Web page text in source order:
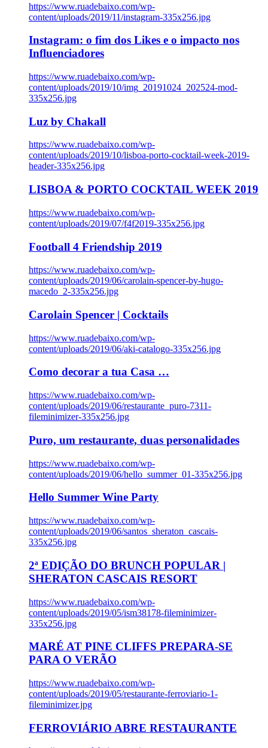
https://www.ruadebaixo.com/wp-
content/uploads/2019/11/instagram-335x256.jpg
Instagram: o fim dos Likes e o impacto nos
Influenciadores
https://www.ruadebaixo.com/wp-
content/uploads/2019/10/img_20191024_202524-mod-
335x256.jpg
Luz by Chakall
https://www.ruadebaixo.com/wp-
content/uploads/2019/10/lisboa-porto-cocktail-week-2019-
header-335x256.jpg
LISBOA & PORTO COCKTAIL WEEK 2019
https://www.ruadebaixo.com/wp-
content/uploads/2019/07/f4f2019-335x256.jpg
Football 4 Friendship 2019
https://www.ruadebaixo.com/wp-
content/uploads/2019/06/carolain-spencer-by-hugo-
macedo_2-335x256.jpg
Carolain Spencer | Cocktails
https://www.ruadebaixo.com/wp-
content/uploads/2019/06/aki-catalogo-335x256.jpg
Como decorar a tua Casa …
https://www.ruadebaixo.com/wp-
content/uploads/2019/06/restaurante_puro-7311-
fileminimizer-335x256.jpg
Puro, um restaurante, duas personalidades
https://www.ruadebaixo.com/wp-
content/uploads/2019/06/hello_summer_01-335x256.jpg
Hello Summer Wine Party
https://www.ruadebaixo.com/wp-
content/uploads/2019/06/santos_sheraton_cascais-
335x256.jpg
2ª EDIÇÃO DO BRUNCH POPULAR |
SHERATON CASCAIS RESORT
https://www.ruadebaixo.com/wp-
content/uploads/2019/05/ism38178-fileminimizer-
335x256.jpg
MARÉ AT PINE CLIFFS PREPARA-SE
PARA O VERÃO
https://www.ruadebaixo.com/wp-
content/uploads/2019/05/restaurante-ferroviario-1-
fileminimizer.jpg
FERROVIÁRIO ABRE RESTAURANTE